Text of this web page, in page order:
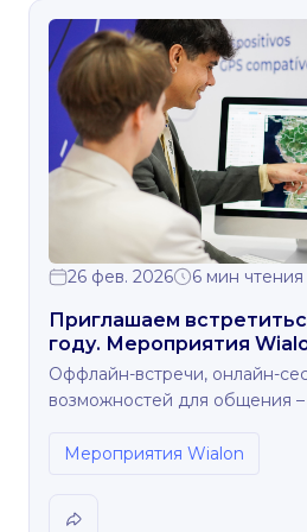
26 фев. 2026 6 мин чтения
Приглашаем
году. Мероприятия
Оффлайн-встречи, онлайн-
возможностей для общения
Мероприятия Wialon